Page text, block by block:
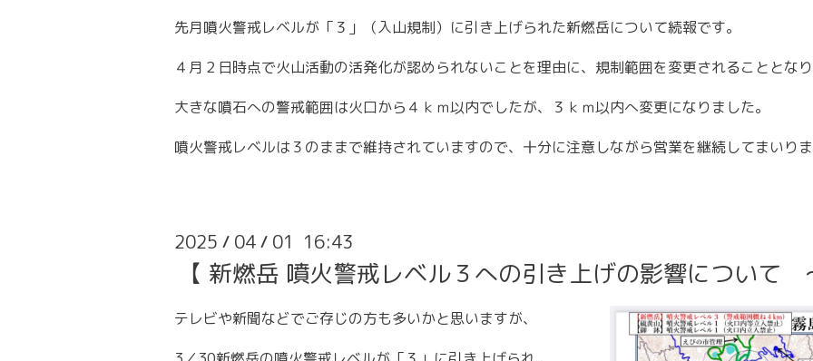
先月噴火警戒レベルが「３」（入山規制）に引き上げられた新燃岳について続報です。
４月２日時点で火山活動の活発化が認められないことを理由に、規制範囲を変更されることとな
大きな噴石への警戒範囲は火口から４ｋｍ以内でしたが、３ｋｍ以内へ変更になりました。
噴火警戒レベルは３のままで維持されていますので、十分に注意しながら営業を継続してまいり
2025 / 04 / 01 16:43
【 新燃岳 噴火警戒レベル３への引き上げの影響について
テレビや新聞などでご存じの方も多いかと思いますが、